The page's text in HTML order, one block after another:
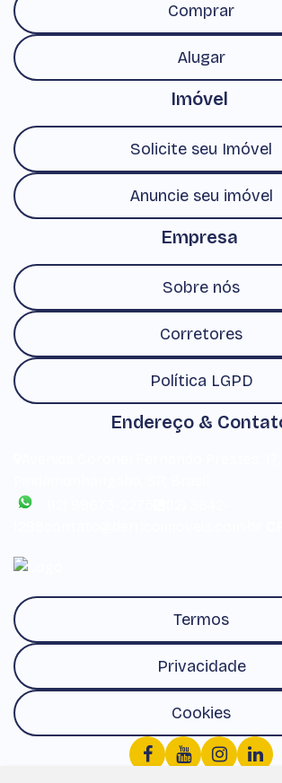
Comprar
Alugar
Imóvel
Solicite seu Imóvel
Anuncie seu imóvel
Empresa
Sobre nós
Corretores
Política LGPD
Endereço &
Termos
Privacidade
Cookies